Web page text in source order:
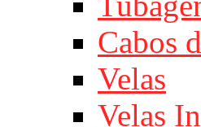
Cabos
Velas
Velas